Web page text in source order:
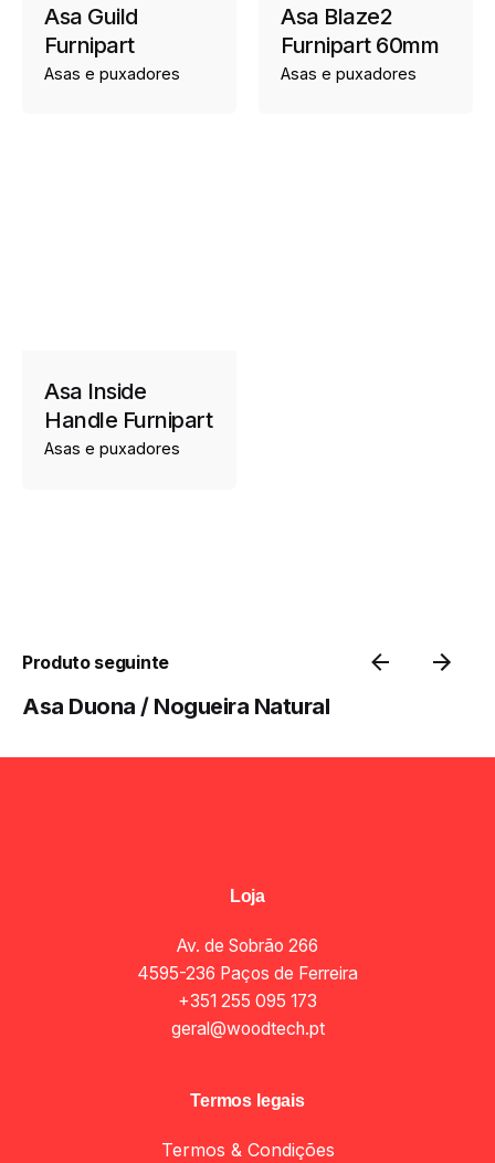
Asa Guild
Furnipart
Asas e puxadores
Asa Blaze2
Furnipart 60mm
Asas e puxadores
Asa Inside
Handle Furnipart
Asas e puxadores
Produto seguinte
Asa Duona / Nogueira Natural
Loja
Av. de Sobrão 266
4595-236 Paços de Ferreira
+351 255 095 173
geral@woodtech.pt
Termos legais
Termos & Condições